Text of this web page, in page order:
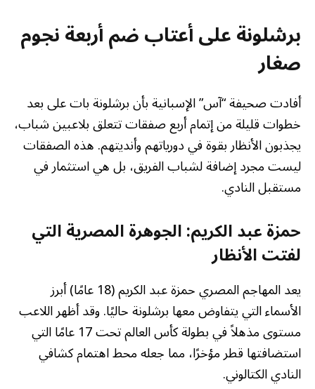
برشلونة على أعتاب ضم أربعة نجوم
صغار
أفادت صحيفة “آس” الإسبانية بأن برشلونة بات على بعد
خطوات قليلة من إتمام أربع صفقات تتعلق بلاعبين شباب،
يجذبون الأنظار بقوة في دورياتهم وأنديتهم. هذه الصفقات
ليست مجرد إضافة لشباب الفريق، بل هي استثمار في
مستقبل النادي.
حمزة عبد الكريم: الجوهرة المصرية التي
لفتت الأنظار
يعد المهاجم المصري حمزة عبد الكريم (18 عامًا) أبرز
الأسماء التي يتفاوض معها برشلونة حاليًا. وقد أظهر اللاعب
مستوى مذهلاً في بطولة كأس العالم تحت 17 عامًا التي
استضافتها قطر مؤخرًا، مما جعله محط اهتمام كشافي
النادي الكتالوني.